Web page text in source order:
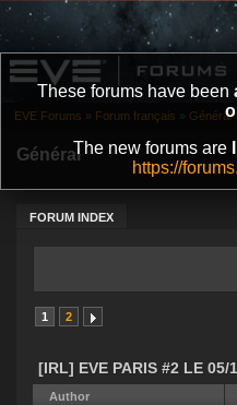
These forums have been
The new forums are
https://
Général
FORUM INDEX
EVE Forums » Forum français » Général
1 2
[IRL] EVE PARIS #2 LE 05/
Author